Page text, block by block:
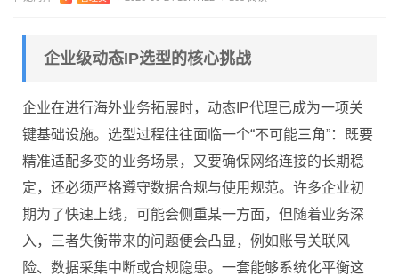
企业级动态IP选型的核心挑战
企业在进行海外业务拓展时，动态IP代理已成为一项关
键基础设施。选型过程往往面临一个“不可能三角”：既要
精准适配多变的业务场景，又要确保网络连接的长期稳
定，还必须严格遵守数据合规与使用规范。许多企业初
期为了快速上线，可能会侧重某一方面，但随着业务深
入，三者失衡带来的问题便会凸显，例如账号关联风
险、数据采集中断或合规隐患。一套能够系统化平衡这